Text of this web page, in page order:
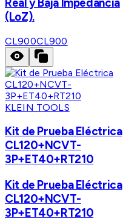
(LoZ).
CL900CL900
KLEIN TOOLS
Kit de Prueba Eléctrica
CL120+NCVT-
3P+ET40+RT210
Kit de Prueba Eléctrica
CL120+NCVT-
3P+ET40+RT210